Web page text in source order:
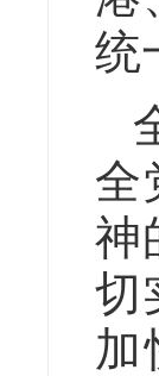
统
全
神
切
加